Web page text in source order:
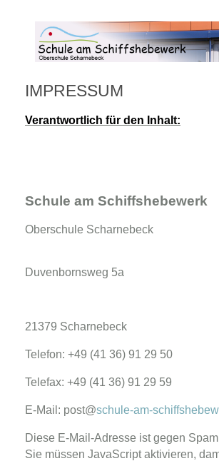
IMPRESSUM
Verantwortlich für den Inhalt:
Schule am Schiffshebewerk
Oberschule Scharnebeck
Duvenbornsweg 5a
21379 Scharnebeck
Telefon: +49 (41 36) 91 29 50
Telefax: +49 (41 36) 91 29 59
E-Mail: post@schule-am-
Diese E-Mail-Adresse ist gegen
Sie müssen JavaScript aktivieren,